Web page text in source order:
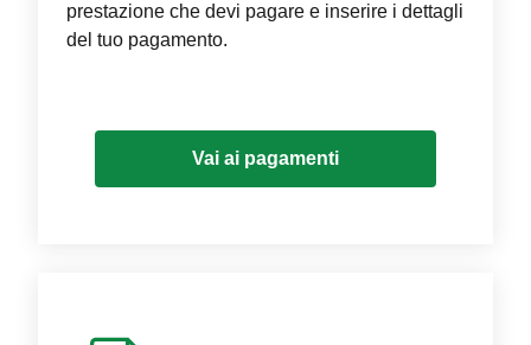
prestazione che devi pagare e inserire i dettagli
del tuo pagamento.
Vai ai pagamenti